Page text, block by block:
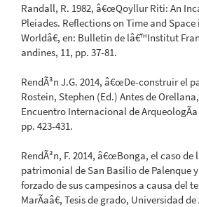
Randall, R. 1982, â€œQoyllur Riti: An
Pleiades. Reflections on Time and Space
Worldâ€, en: Bulletin de lâ€™Institut
andines, 11, pp. 37-81.
RendÃ³n J.G. 2014, â€œDe-construir el
Rostein, Stephen (Ed.) Antes de
Encuentro Internacional de
pp. 423-431.
RendÃ³n, F. 2014, â€œBonga, el caso de
patrimonial de San Basilio de Palenque
forzado de sus campesinos a causa del
MarÃ­aâ€, Tesis de grado, Universidad